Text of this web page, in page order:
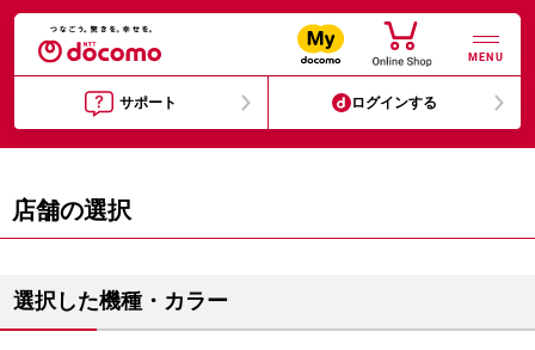
MENU
サポート ログインする
店舗の選択
選択した機種・カラー